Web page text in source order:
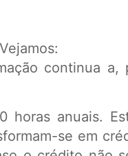
continua a,
anuais.
se em